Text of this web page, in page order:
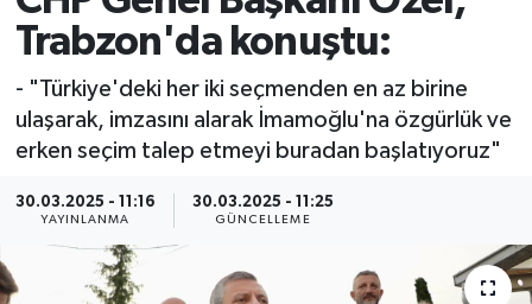
Trabzon'da konuştu:
- "Türkiye'deki her iki seçmenden en az birine
ulaşarak, imzasını alarak İmamoğlu'na özgürlük ve
erken seçim talep etmeyi buradan başlatıyoruz"
30.03.2025 - 11:16
YAYINLANMA
30.03.2025 - 11:25
GÜNCELLEME